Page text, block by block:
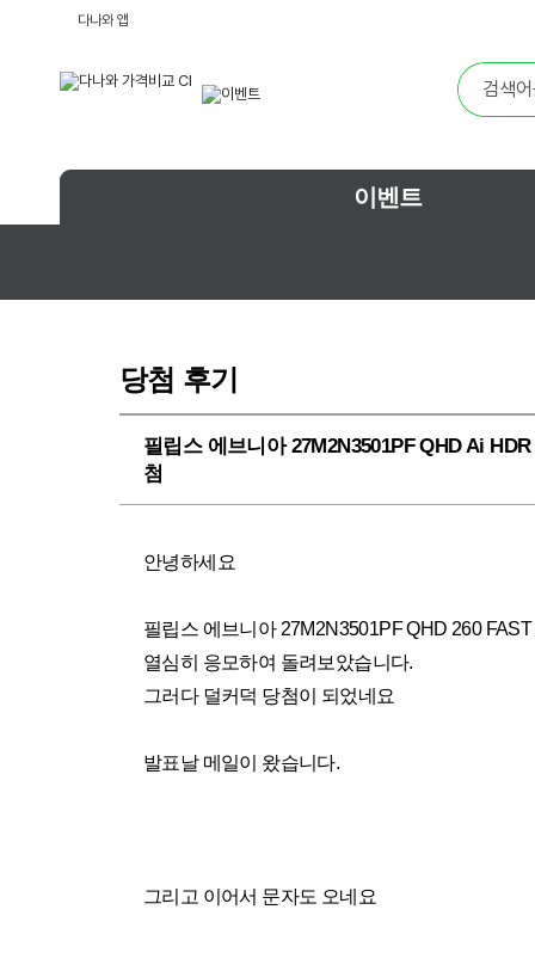
다나와 앱
이벤트
당첨 후기
필립스 에브니아 27M2N3501PF QHD Ai
첨
안녕하세요
필립스 에브니아 27M2N3501PF QHD 260
열심히 응모하여 돌려보았습니다.
그러다 덜커덕 당첨이 되었네요
발표날 메일이 왔습니다.
그리고 이어서 문자도 오네요